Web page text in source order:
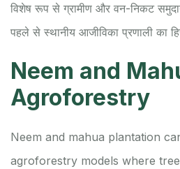
विशेष रूप से ग्रामीण और वन-निकट
पहले से स्थानीय आजीविका प्रणाली का
Neem and
Agroforestry
Neem and mahua plantation
agroforestry models where